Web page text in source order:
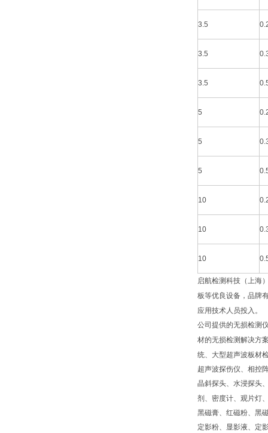
3.5
3.5
3.5
5
5
5
10
10
10
启航检测科技（上海
板等优良设备，品牌
应用技术人员投入。
公司提供的无损检测
材的无损检测解决方
统、大型超声波板材
超声波探伤仪、相控
晶斜探头、水浸探头
剂、密度计、观片灯
黑磁膏、红磁粉、黑
定影粉、显影液、定